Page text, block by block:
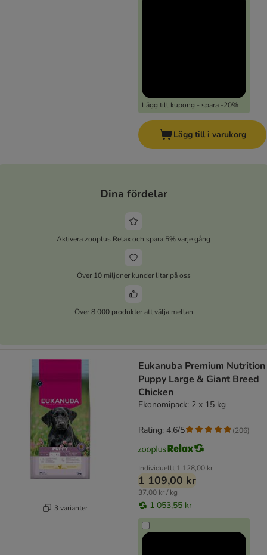
Lägg till kupong - spara -20%
Lägg till i varukorg
Dina fördelar
Aktivera zooplus Relax och spara 5% varje gång
Över 10 miljoner kunder litar på oss
Över 8 000 produkter att välja mellan
3 varianter
Eukanuba Premium Nutrition
Puppy Large & Giant Breed
Chicken
Ekonomipack: 2 x 15 kg
Individuellt 1 128,00 kr
1 109,00 kr
37,00 kr / kg
1 053,55 kr
Rating: 4.6/5 (206)